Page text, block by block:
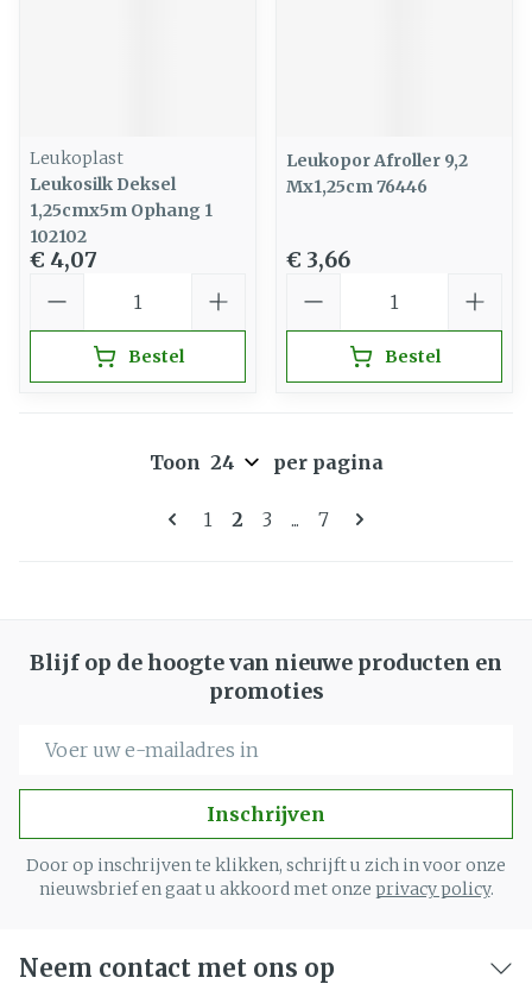
Leukoplast
Leukosilk Deksel
1,25cmx5m Ophang 1
102102
€ 4,07
Bestel
Leukopor Afroller 9,2
Mx1,25cm 76446
€ 3,66
Bestel
Pagina's
Pagina
1 U lees momenteel pagina
2 Pagina
3 ... Pagina
7
Toon per pagina
Blijf op de hoogte van nieuwe producten en
promoties
Inschrijven
Door op inschrijven te klikken, schrijft u zich in voor onze
nieuwsbrief en gaat u akkoord met onze privacy policy.
Neem contact met ons op